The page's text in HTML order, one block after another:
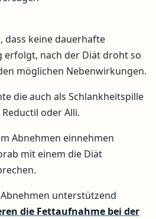
dass keine dauerhafte
erfolgt, nach der Diät droht so
möglichen Nebenwirkungen.
die auch als Schlankheitspille
oder Alli.
Abnehmen einnehmen
mit einem die Diät
unterstützend
die Fettaufnahme bei der